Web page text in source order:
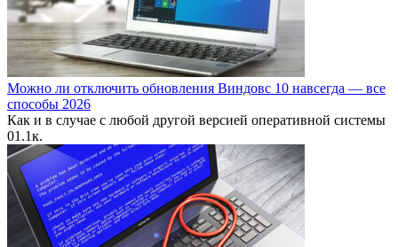
Можно ли отключить обновления Виндовс 10 навсегда — все
способы 2026
Как и в случае с любой другой версией оперативной системы
01.1к.